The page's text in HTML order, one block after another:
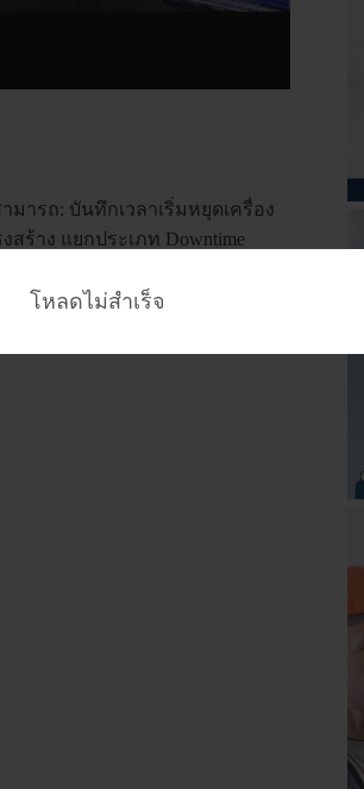
โหลดไม่สำเร็จ
มารถ: บันทึกเวลาเริ่มหยุดเครื่อง
ร้าง แยกประเภท Downtime
ได้ทันทีผ่าน Dashboard ไม่